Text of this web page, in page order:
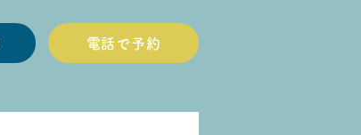
電話で予約